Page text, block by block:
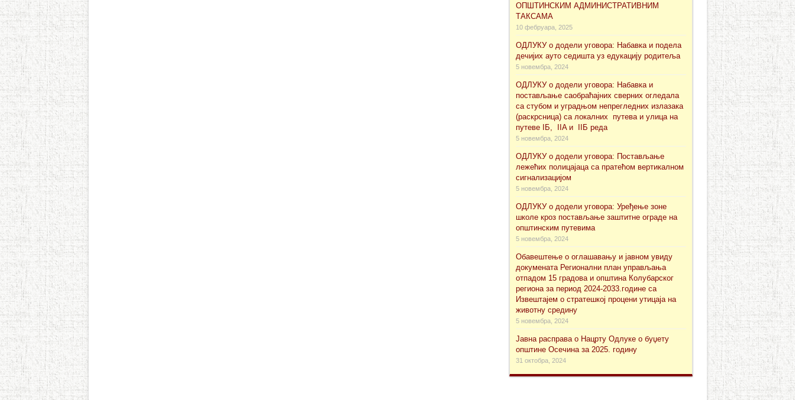
ОПШТИНСКИМ АДМИНИСТРАТИВНИМ
ТАКСАМА
10 фебруара, 2025
ОДЛУКУ о додели уговора: Набавка и подела
дечијих ауто седишта уз едукацију родитеља
5 новембра, 2024
ОДЛУКУ о додели уговора: Набавка и
постављање саобраћајних сверних огледала
са стубом и уградњом непрегледних излазака
(раскрсница) са локалних путева и улица на
путеве IБ, IIA и IIБ реда
5 новембра, 2024
ОДЛУКУ о додели уговора: Постављање
лежећих полицајаца са пратећом вертикалном
сигнализацијом
5 новембра, 2024
ОДЛУКУ о додели уговора: Уређење зоне
школе кроз постављање заштитне ограде на
општинским путевима
5 новембра, 2024
Обавештење о оглашавању и јавном увиду
докуменaта Регионални план управљања
отпадом 15 градова и општина Колубарског
региона за период 2024-2033.године са
Извештајем о стратешкој процени утицаја на
животну средину
5 новембра, 2024
Јавна расправа о Нацрту Одлуке о буџету
општине Осечина за 2025. годину
31 октобра, 2024